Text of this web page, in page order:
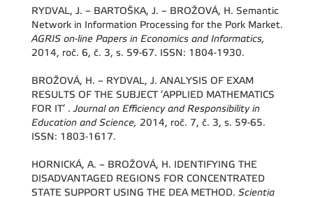
RYDVAL, J. – BARTOŠKA, J. – BROŽOVÁ, H. Semantic
Network in Information Processing for the Pork Market.
AGRIS on-line Papers in Economics and Informatics,
2014, roč. 6, č. 3, s. 59-67. ISSN: 1804-1930.
BROŽOVÁ, H. – RYDVAL, J. ANALYSIS OF EXAM
RESULTS OF THE SUBJECT ’APPLIED MATHEMATICS
FOR IT’ .Journal on Efficiency and Responsibility in
Education and Science, 2014, roč. 7, č. 3, s. 59-65.
ISSN: 1803-1617.
HORNICKÁ, A. – BROŽOVÁ, H. IDENTIFYING THE
DISADVANTAGED REGIONS FOR CONCENTRATED
STATE SUPPORT USING THE DEA METHOD. Scientia